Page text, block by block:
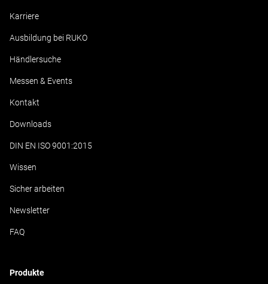
Karriere
Ausbildung bei RUKO
Händlersuche
Messen & Events
Kontakt
Downloads
DIN EN ISO 9001:2015
Wissen
Sicher arbeiten
Newsletter
FAQ
Produkte